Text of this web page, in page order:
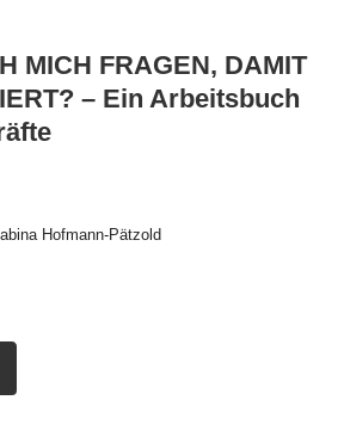
MICH FRAGEN, DAMIT
– Ein Arbeitsbuch
Hofmann-Pätzold